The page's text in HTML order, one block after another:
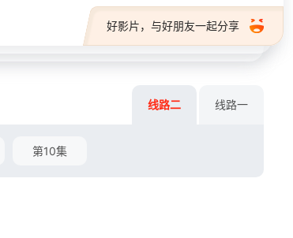
好影片，与好朋友一起分享
线路二 线路一
第10集